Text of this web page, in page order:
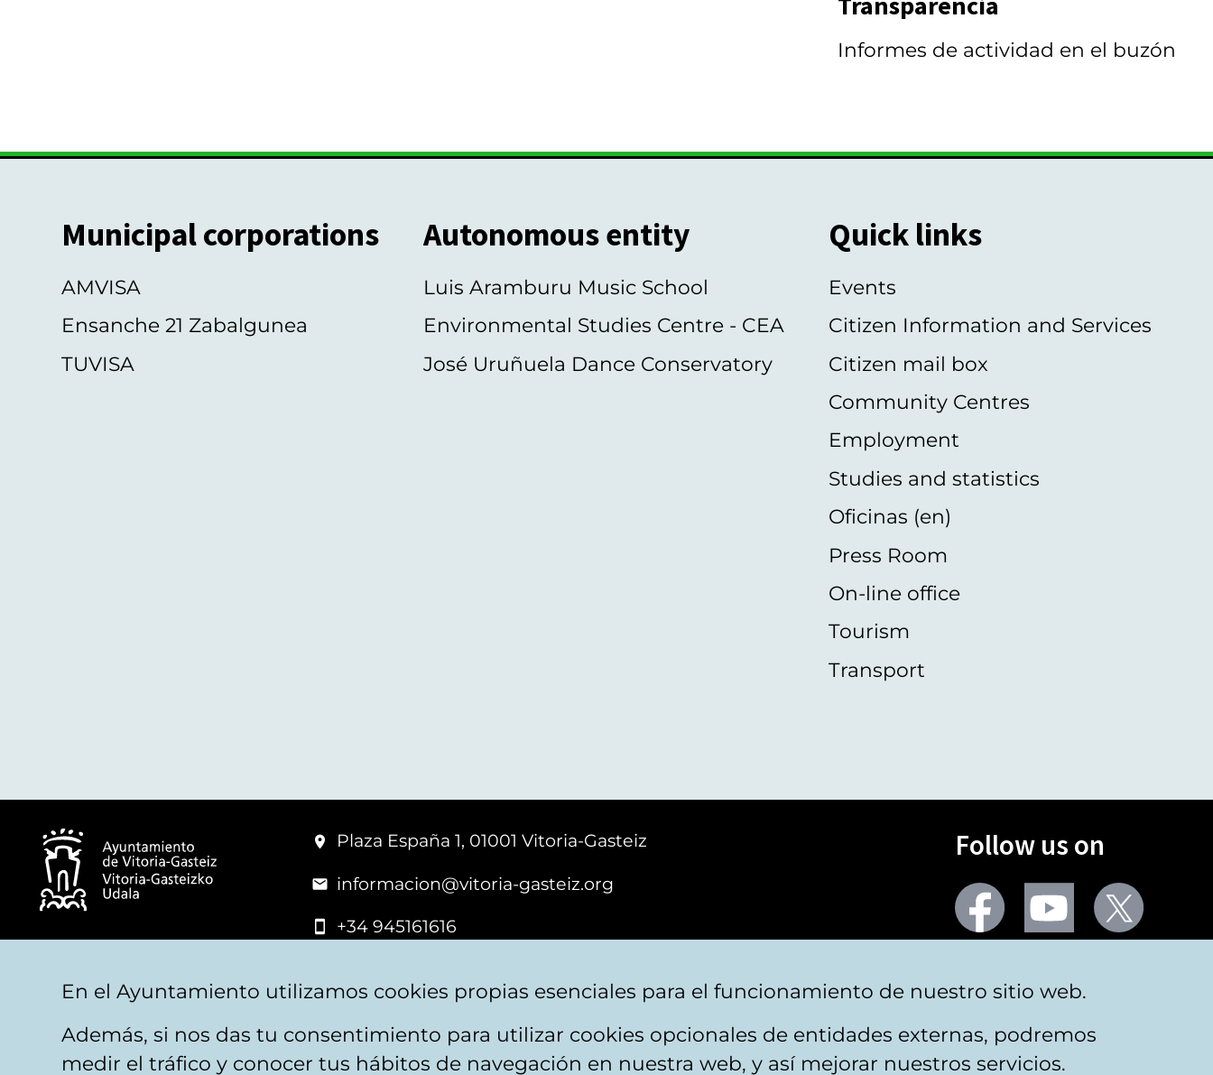
Informes de actividad en el buzón
Municipal corporations
AMVISA
Ensanche 21 Zabalgunea
TUVISA
Autonomous entity
Luis Aramburu Music School
Environmental Studies Centre - CEA
José Uruñuela Dance Conservatory
Quick links
Events
Citizen Information and Services
Citizen mail box
Community Centres
Employment
Studies and statistics
Oficinas (en)
Press Room
On-line office
Tourism
Transport
Plaza España 1, 01001 Vitoria-Gasteiz
informacion@vitoria-gasteiz.org
+34 945161616
Follow us on
Facebook Youtube
Legal warning Privacy Politica de cookies Website map Accessibility Contact
En el Ayuntamiento utilizamos cookies propias esenciales para el funcionamiento de nuestro sitio web.
Además, si nos das tu consentimiento para utilizar cookies opcionales de entidades externas, podremos
medir el tráfico y conocer tus hábitos de navegación en nuestra web, y así mejorar nuestros servicios.